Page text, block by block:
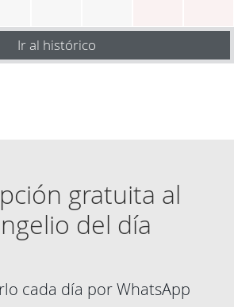
Ir al histórico
gratuita al
del día
cada día por WhatsApp